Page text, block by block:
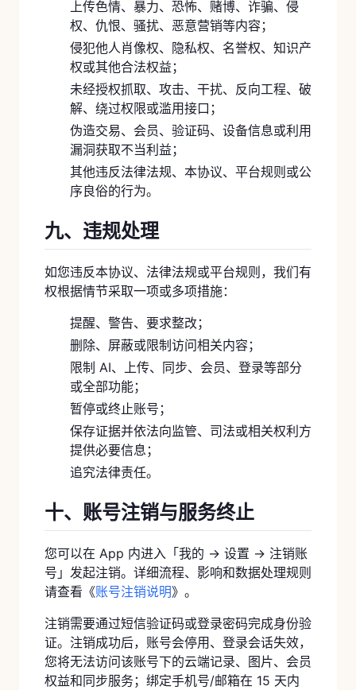
上传色情、暴力、恐怖、赌博、诈骗、侵
权、仇恨、骚扰、恶意营销等内容；
侵犯他人肖像权、隐私权、名誉权、知识产
权或其他合法权益；
未经授权抓取、攻击、干扰、反向工程、破
解、绕过权限或滥用接口；
伪造交易、会员、验证码、设备信息或利用
漏洞获取不当利益；
其他违反法律法规、本协议、平台规则或公
序良俗的行为。
九、违规处理
如您违反本协议、法律法规或平台规则，我们有
权根据情节采取一项或多项措施：
提醒、警告、要求整改；
删除、屏蔽或限制访问相关内容；
限制 AI、上传、同步、会员、登录等部分
或全部功能；
暂停或终止账号；
保存证据并依法向监管、司法或相关权利方
提供必要信息；
追究法律责任。
十、账号注销与服务终止
您可以在 App 内进入「我的 → 设置 → 注销账
号」发起注销。详细流程、影响和数据处理规则
请查看《账号注销说明》。
注销需要通过短信验证码或登录密码完成身份验
证。注销成功后，账号会停用、登录会话失效，
您将无法访问该账号下的云端记录、图片、会员
权益和同步服务；绑定手机号/邮箱在 15 天内